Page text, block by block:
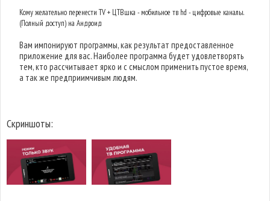
Кому желательно перенести TV + ЦТВшка - мобильное тв hd - цифровые каналы.
(Полный доступ) на Андроид
Вам импонируют программы, как результат предоставленное
приложение для вас. Наиболее программа будет удовлетворять
тем, кто рассчитывает ярко и с смыслом применить пустое время,
а так же предприимчивым людям.
Скриншоты: